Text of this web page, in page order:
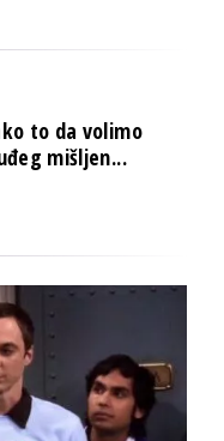
to da volimo
mišljen...